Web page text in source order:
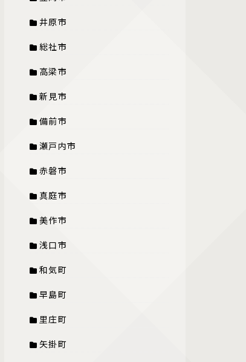
井原市
総社市
高梁市
新見市
備前市
瀬戸内市
赤磐市
真庭市
美作市
浅口市
和気町
早島町
里庄町
矢掛町